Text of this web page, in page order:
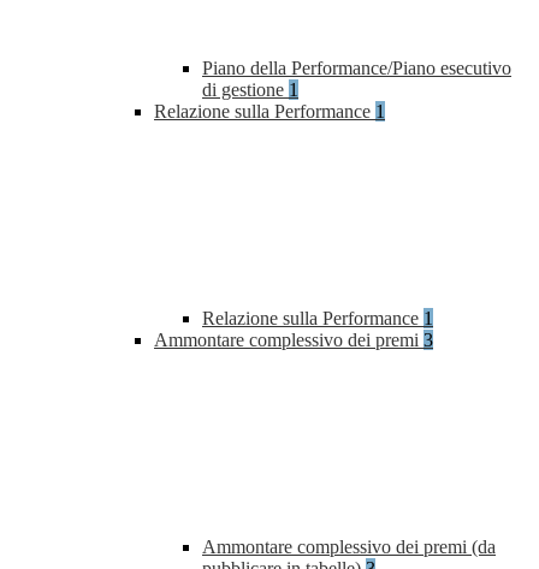
Piano della Performance/Piano esecutivo
di gestione 1
Relazione sulla Performance 1
Relazione sulla Performance 1
Ammontare complessivo dei premi 3
Ammontare complessivo dei premi (da